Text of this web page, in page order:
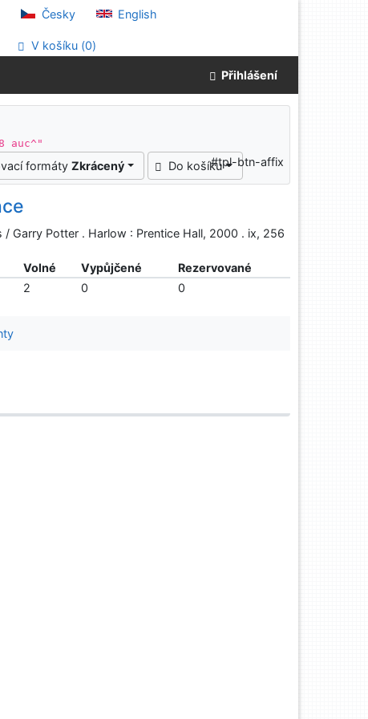
Česky English
V košíku (0)
Přihlášení
auc^"
formáty Zkrácený Do košíku#tpl-btn-affix
Garry Potter . Harlow : Prentice Hall, 2000 . ix, 256
Volné Vypůjčené
Rezervované
2 0 0